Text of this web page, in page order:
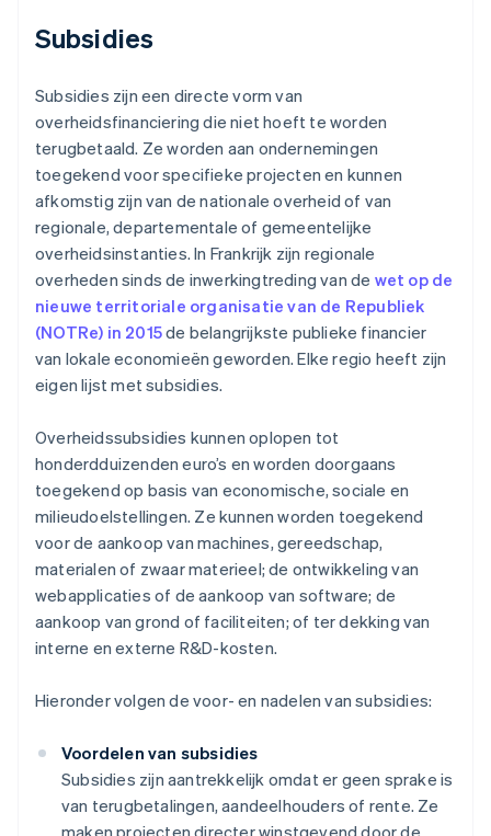
Subsidies
Subsidies zijn een directe vorm van
overheidsfinanciering die niet hoeft te worden
terugbetaald. Ze worden aan ondernemingen
toegekend voor specifieke projecten en kunnen
afkomstig zijn van de nationale overheid of van
regionale, departementale of gemeentelijke
overheidsinstanties. In Frankrijk zijn regionale
overheden sinds de inwerkingtreding van de wet op de
nieuwe territoriale organisatie van de Republiek
(NOTRe) in 2015de belangrijkste publieke financier
van lokale economieën geworden. Elke regio heeft zijn
eigen lijst met subsidies.
Overheidssubsidies kunnen oplopen tot
honderdduizenden euro’s en worden doorgaans
toegekend op basis van economische, sociale en
milieudoelstellingen. Ze kunnen worden toegekend
voor de aankoop van machines, gereedschap,
materialen of zwaar materieel; de ontwikkeling van
webapplicaties of de aankoop van software; de
aankoop van grond of faciliteiten; of ter dekking van
interne en externe R&D-kosten.
Hieronder volgen de voor- en nadelen van subsidies:
Voordelen van subsidies
Subsidies zijn aantrekkelijk omdat er geen sprake is
van terugbetalingen, aandeelhouders of rente. Ze